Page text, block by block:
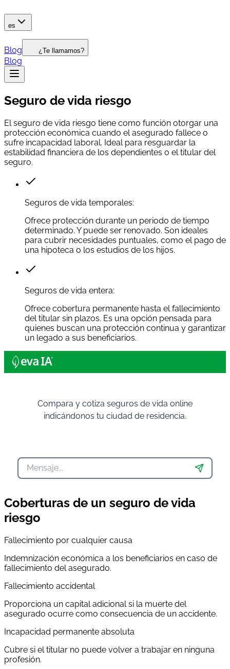
es
Blog ¿Te llamamos?
Blog
Seguro de vida riesgo
El seguro de vida riesgo tiene como función otorgar una
protección económica cuando el asegurado fallece o
sufre incapacidad laboral. Ideal para resguardar la
estabilidad financiera de los dependientes o el titular del
seguro.
Seguros de vida temporales:
Ofrece protección durante un periodo de tiempo
determinado. Y puede ser renovado. Son ideales
para cubrir necesidades puntuales, como el pago de
una hipoteca o los estudios de los hijos.
Seguros de vida entera:
Ofrece cobertura permanente hasta el fallecimiento
del titular sin plazos. Es una opción pensada para
quienes buscan una protección continua y garantizar
un legado a sus beneficiarios.
Compara y cotiza seguros de vida online
indicándonos tu ciudad de residencia.
Coberturas de un seguro de vida
riesgo
Fallecimiento por cualquier causa
Indemnización económica a los beneficiarios en caso de
fallecimiento del asegurado.
Fallecimiento accidental
Proporciona un capital adicional si la muerte del
asegurado ocurre como consecuencia de un accidente.
Incapacidad permanente absoluta
Cubre si el titular no puede volver a trabajar en ninguna
profesión.